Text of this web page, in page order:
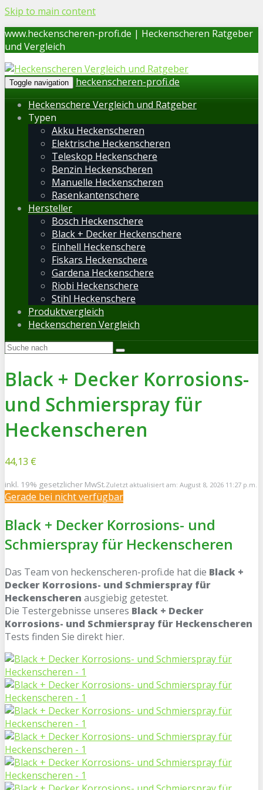
Skip to main content
www.heckenscheren-profi.de | Heckenscheren Ratgeber
und Vergleich
Toggle navigation
heckenscheren-profi.de
Heckenschere Vergleich und Ratgeber
Typen
Akku Heckenscheren
Elektrische Heckenscheren
Teleskop Heckenschere
Benzin Heckenscheren
Manuelle Heckenscheren
Rasenkantenschere
Hersteller
Bosch Heckenschere
Black + Decker Heckenschere
Einhell Heckenschere
Fiskars Heckenschere
Gardena Heckenschere
Riobi Heckenschere
Stihl Heckenschere
Produktvergleich
Heckenscheren Vergleich
Black + Decker Korrosions-
und Schmierspray für
Heckenscheren
44,13 €
inkl. 19% gesetzlicher MwSt.Zuletzt aktualisiert am: August 8, 2026 11:27 p.m.
Gerade bei nicht verfügbar
Black + Decker Korrosions- und
Schmierspray für Heckenscheren
Das Team von heckenscheren-profi.de hat die Black +
Decker Korrosions- und Schmierspray für
Heckenscheren ausgiebig getestet.
Die Testergebnisse unseres Black + Decker
Korrosions- und Schmierspray für Heckenscheren
Tests finden Sie direkt hier.